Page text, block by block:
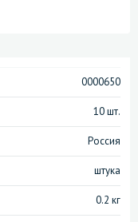
0000650
10 шт.
Россия
штука
0.2 кг